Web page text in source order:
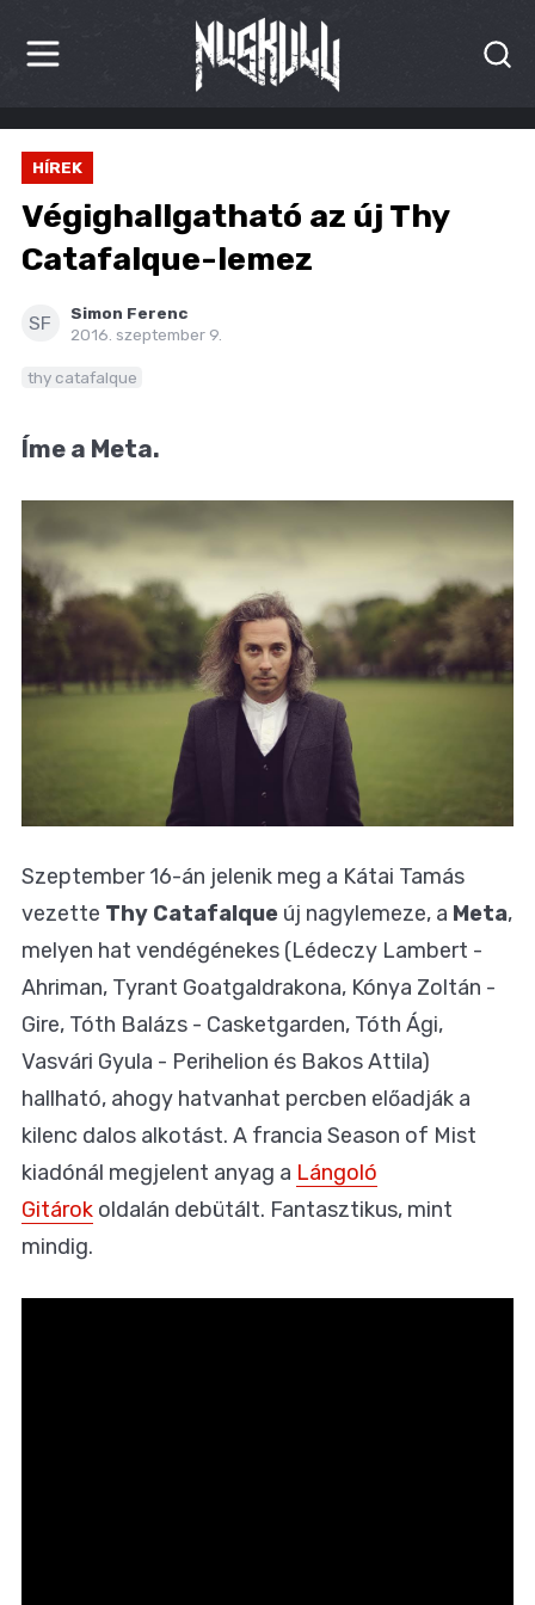
HÍREK
KRITIKÁK
BESZÁMOLÓK
MÁSVILÁG
HÍREK
Végighallgatható az új Thy
Catafalque-lemez
SF
Simon Ferenc
2016. szeptember 9.
thy catafalque
Íme a Meta.
Szeptember 16-án jelenik meg a Kátai Tamás
vezette Thy Catafalque új nagylemeze, a Meta,
melyen hat vendégénekes (Lédeczy Lambert -
Ahriman, Tyrant Goatgaldrakona, Kónya Zoltán -
Gire, Tóth Balázs - Casketgarden, Tóth Ági,
Vasvári Gyula - Perihelion és Bakos Attila)
hallható, ahogy hatvanhat percben előadják a
kilenc dalos alkotást. A francia Season of Mist
kiadónál megjelent anyag a Lángoló
Gitárok oldalán debütált. Fantasztikus, mint
mindig.